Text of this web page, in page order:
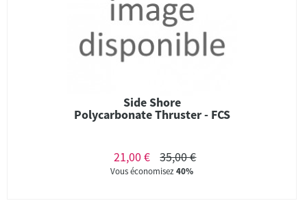
Side Shore
Polycarbonate Thruster - FCS
21,00 € 35,00 €
Vous économisez40%